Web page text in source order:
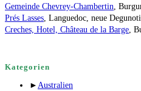
Gemeinde Chevrey-Chambertin,
Prés Lasses, Languedoc, neue
Creches, Hotel, Château de la Barge,
Kategorien
► Australien